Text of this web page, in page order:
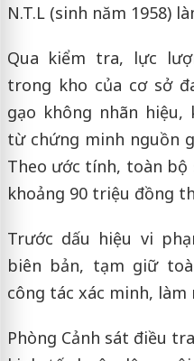
N.T.L (sinh năm 1958)
Qua kiểm tra, lực
trong kho của cơ sở
gạo không nhãn hiệu,
từ chứng minh nguồn
Theo ước tính, toàn bộ
khoảng 90 triệu đồng
Trước dấu hiệu vi
biên bản, tạm giữ
công tác xác minh, làm
Phòng Cảnh sát điều